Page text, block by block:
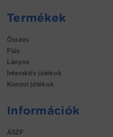
Termékek
Összes
Fiús
Lányos
Interaktív játékok
Konzol játékok
Információk
ÁSZF